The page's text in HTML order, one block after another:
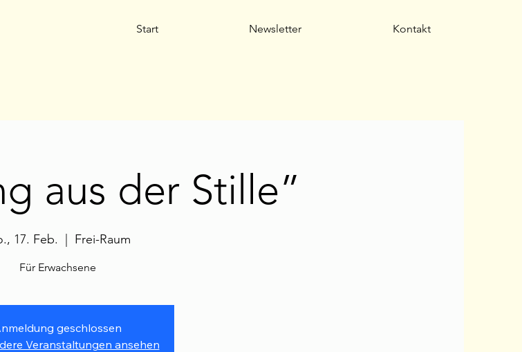
Start Newsletter Kontakt
aus der Stille”
17. Feb. Frei-Raum
Für Erwachsene
geschlossen
Veranstaltungen ansehen